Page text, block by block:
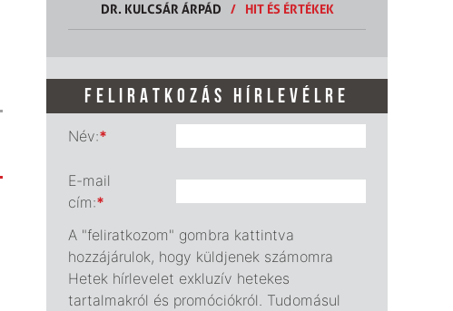
DR. KULCSÁR ÁRPÁD
/ HIT ÉS ÉRTÉKEK
FELIRATKOZÁS HÍRLEVÉLRE
Név:*
E-mail
cím:*
A "feliratkozom" gombra kattintva
hozzájárulok, hogy küldjenek számomra
Hetek hírlevelet exkluzív hetekes
tartalmakról és promóciókról. Tudomásul